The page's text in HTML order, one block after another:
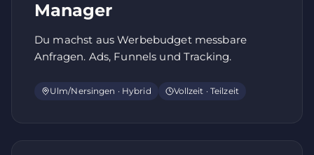
Manager
Du machst aus Werbebudget messbare
Anfragen. Ads, Funnels und Tracking.
Ulm/Nersingen · Hybrid Vollzeit · Teilzeit